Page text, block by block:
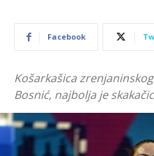
Facebook
Košarkašica
Bosnić, najbolja je